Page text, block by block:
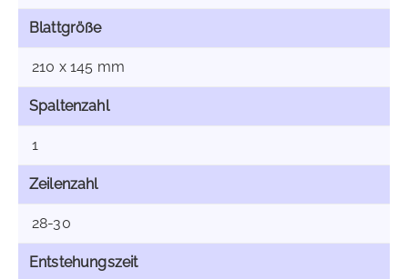
Blattgröße
210 x 145 mm
Spaltenzahl
1
Zeilenzahl
28-30
Entstehungszeit